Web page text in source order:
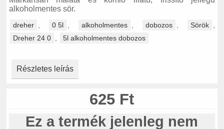
alkoholmentes sör.
dreher 0 5l alkoholmentes dobozos Sörök
Dreher 24 0
5l alkoholmentes dobozos
Részletes leírás
625 Ft
Ez a termék jelenleg nem